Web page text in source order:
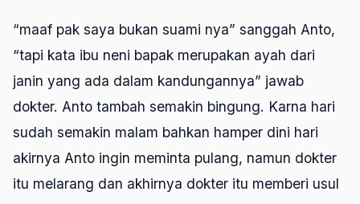
“maaf pak saya bukan suami nya” sanggah Anto,
“tapi kata ibu neni bapak merupakan ayah dari
janin yang ada dalam kandungannya” jawab
dokter. Anto tambah semakin bingung. Karna hari
sudah semakin malam bahkan hamper dini hari
akirnya Anto ingin meminta pulang, namun dokter
itu melarang dan akhirnya dokter itu memberi usul